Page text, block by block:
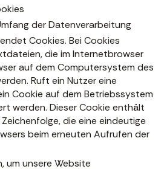
der Datenverarbeitung
Cookies. Bei Cookies
die im Internetbrowser
auf dem Computersystem des
Ruft ein Nutzer eine
Cookie auf dem Betriebssystem
werden. Dieser Cookie enthält
die eine eindeutige
beim erneuten Aufrufen der
um unsere Website